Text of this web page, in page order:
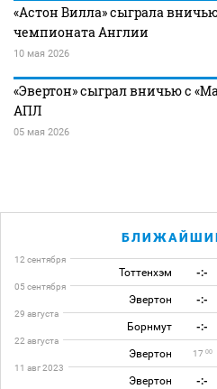
«Астон Вилла» сыграла
чемпионата Англии
10 мая 2026
«Эвертон» сыграл вничью с
АПЛ
05 мая 2026
12 сентября
Тоттенхэм -:-
05 сентября
Эвертон -:-
29 августа
Борнмут -:-
22 августа
Эвертон 17 00
11 авг 2023
Эвертон -:-